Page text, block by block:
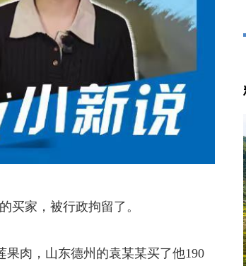
家，被行政拘留了。
肉，山东德州的袁某某买了他190